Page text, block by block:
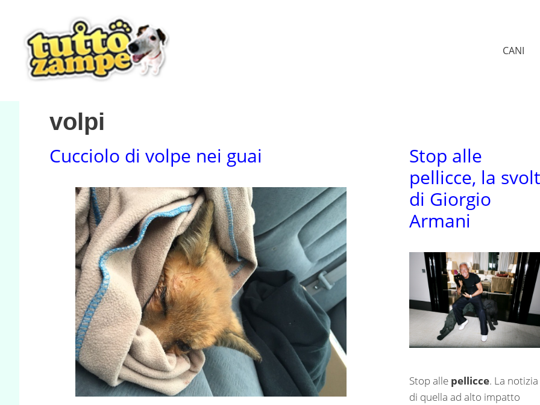
contenuto
CANI
volpi
Cucciolo di volpe nei guai
Stop alle
pellicce, la
di Giorgio
Armani
Stop alle pellicce. La notizia
di quella ad alto impatto